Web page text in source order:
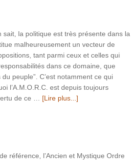
sait, la politique est très présente dans la
malheureusement un vecteur de
tant parmi ceux et celles qui
dans ce domaine, que
du peuple”. C’est notamment ce qui
l’A.M.O.R.C. est depuis toujours
de ce … [Lire plus...]
référence, l’Ancien et Mystique Ordre